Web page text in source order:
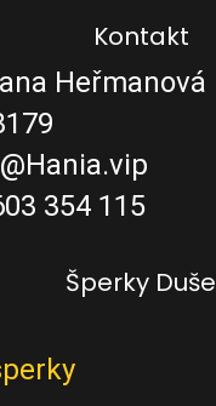
Kontakt
Heřmanová
354 115
Šperky Duše